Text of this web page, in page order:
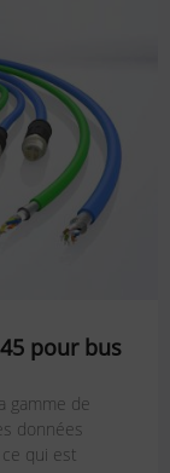
pour bus
gamme de
données
qui est